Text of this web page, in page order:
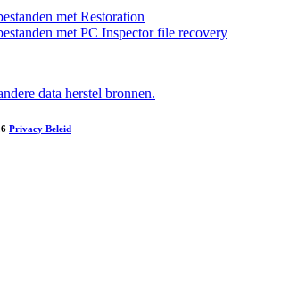
met Restoration
met PC Inspector file recovery
data herstel bronnen.
Privacy Beleid